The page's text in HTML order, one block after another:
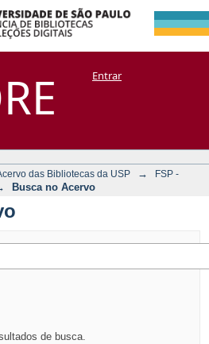
no Acervo
+ CoriscoEntrar
das Bibliotecas da USP →
FSP -
Busca no Acervo
de busca.